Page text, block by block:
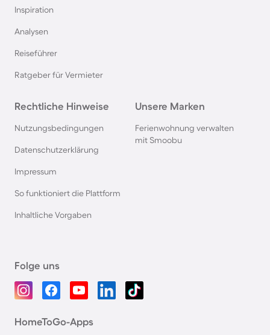
Inspiration
Analysen
Reiseführer
Ratgeber für Vermieter
Rechtliche Hinweise
Nutzungsbedingungen
Datenschutzerklärung
Impressum
So funktioniert die Plattform
Inhaltliche Vorgaben
Unsere Marken
Ferienwohnung verwalten
mit Smoobu
Folge uns
HomeToGo-Apps